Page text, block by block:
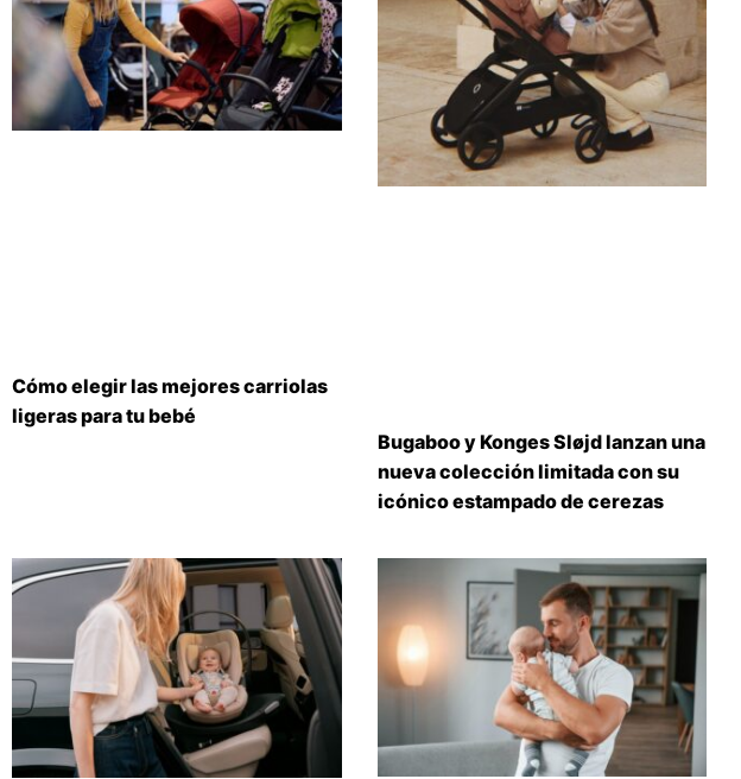
Cómo elegir las mejores carriolas
ligeras para tu bebé
Bugaboo y Konges Sløjd lanzan una
nueva colección limitada con su
icónico estampado de cerezas